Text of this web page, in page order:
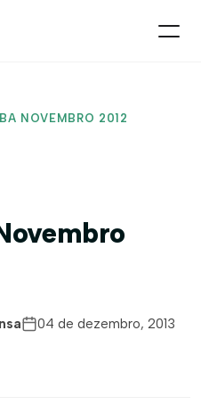
NOVEMBRO 2012
04 de dezembro, 2013